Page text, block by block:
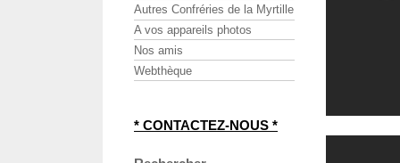
Autres Confréries de la Myrtille
A vos appareils photos
Nos amis
Webthèque
* CONTACTEZ-NOUS *